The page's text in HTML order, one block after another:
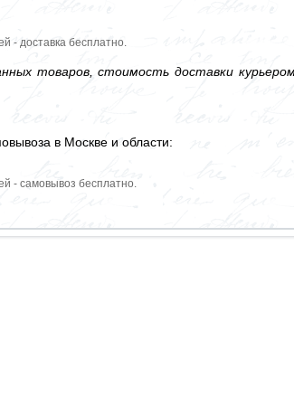
- доставка бесплатно.
товаров, стоимость доставки
в Москве и области:
- самовывоз бесплатно.